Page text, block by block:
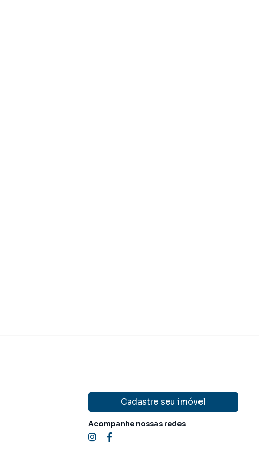
Cadastre seu imóvel
Acompanhe nossas redes